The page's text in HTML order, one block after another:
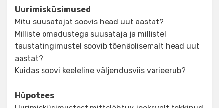
Uurimisküsimused
Mitu suusatajat soovis head uut aastat?
Milliste omadustega suusataja ja millistel
taustatingimustel soovib tõenäolisemalt head uut
aastat?
Kuidas soovi keeleline väljendusviis varieerub?
Hüpotees